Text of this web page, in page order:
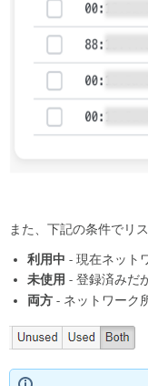
Term（Co-
termination）
デ
イ
ご
セ
ン
ス
管
理 (PDL)
ラ
ー
また、下記の条件でリ
利用中 - 現在ネット
未使用 - 登録済みだ
両方- ネットワーク